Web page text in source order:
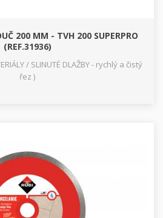
200 MM - TVH 200 SUPERPRO
(REF.31936)
/ SLINUTÉ DLAŽBY - rychlý a čistý
řez )